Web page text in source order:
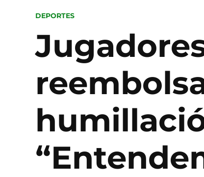
POSTED
DEPORTES